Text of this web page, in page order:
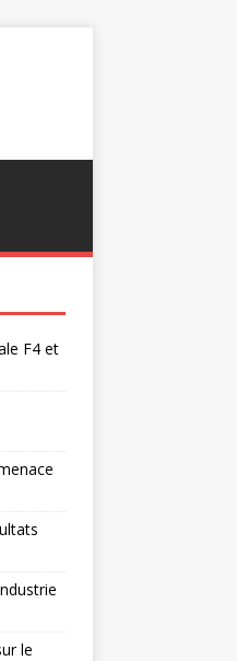
F4 et
le